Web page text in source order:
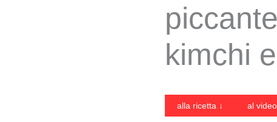
kimchi
alla ricetta ↓ al